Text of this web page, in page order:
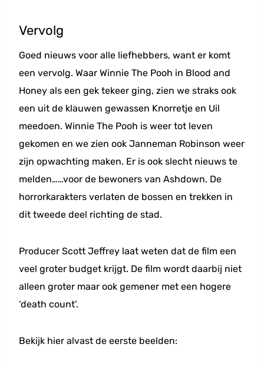
Vervolg
Goed nieuws voor alle liefhebbers, want er komt
een vervolg. Waar Winnie The Pooh in Blood and
Honey als een gek tekeer ging, zien we straks ook
een uit de klauwen gewassen Knorretje en Uil
meedoen. Winnie The Pooh is weer tot leven
gekomen en we zien ook Janneman Robinson weer
zijn opwachting maken. Er is ook slecht nieuws te
melden……voor de bewoners van Ashdown. De
horrorkarakters verlaten de bossen en trekken in
dit tweede deel richting de stad.
Producer Scott Jeffrey laat weten dat de film een
veel groter budget krijgt. De film wordt daarbij niet
alleen groter maar ook gemener met een hogere
‘death count’.
Bekijk hier alvast de eerste beelden: